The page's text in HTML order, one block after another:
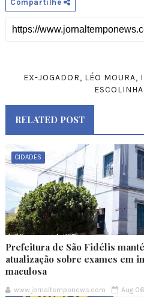
Compartilhe
EX-JOGADOR, LÉO MOURA,
RELATED POST
CIDADES
Prefeitura de São Fidélis
atualização sobre exames em
maculosa
www.jornaltemponews.com Aug